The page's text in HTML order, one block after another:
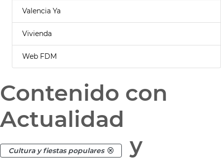
Valencia Ya
Vivienda
Web FDM
Contenido con
Actualidad
Cultura y fiestas populares
y